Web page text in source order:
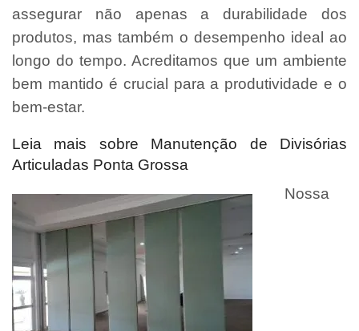
assegurar não apenas a durabilidade dos
produtos, mas também o desempenho ideal ao
longo do tempo. Acreditamos que um ambiente
bem mantido é crucial para a produtividade e o
bem-estar.
Leia mais sobre Manutenção de Divisórias
Articuladas Ponta Grossa
Nossa